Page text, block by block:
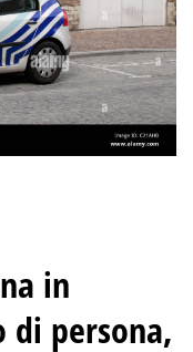
in
di persona,